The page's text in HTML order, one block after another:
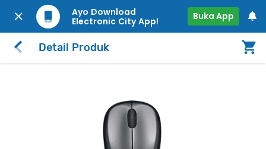
Ayo Download
Electronic City App!
Buka App
Detail Produk